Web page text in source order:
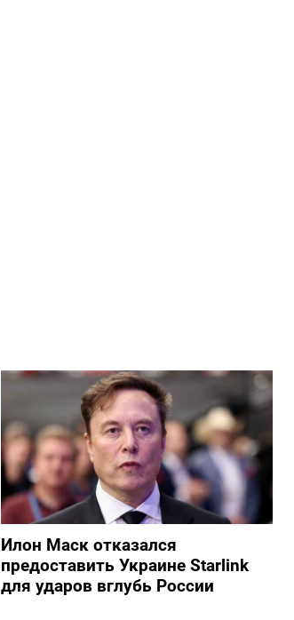
Илон Маск отказался
предоставить Украине Starlink
для ударов вглубь России